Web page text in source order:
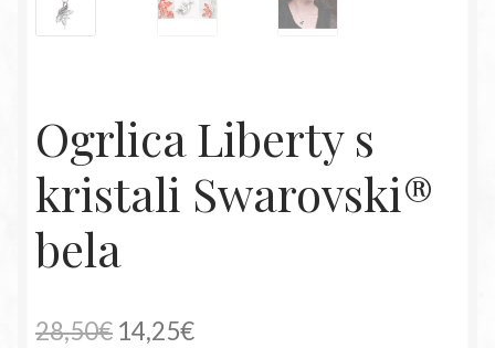
Ogrlica Liberty s
kristali Swarovski®
bela
28,50€ Izvirna
14,25€Trenutna